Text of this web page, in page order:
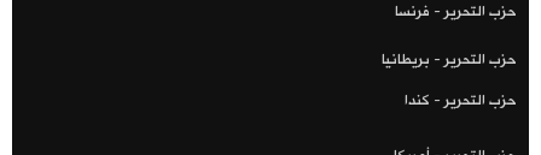
حزب التحرير - فرنسا
حزب التحرير - بريطانيا
حزب التحرير - كندا